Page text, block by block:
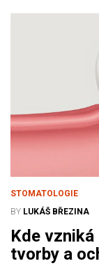
STOMATOLOGIE
BY LUKÁŠ BŘEZINA
Kde
tvorby a